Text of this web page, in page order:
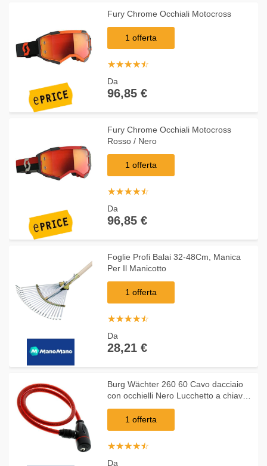
Fury Chrome Occhiali Motocross
1 offerta
☆☆☆☆☆
★★★★★
Da
96,85 €
Fury Chrome Occhiali Motocross
Rosso / Nero
1 offerta
☆☆☆☆☆
★★★★★
Da
96,85 €
Foglie Profi Balai 32-48Cm, Manica
Per Il Manicotto
1 offerta
☆☆☆☆☆
★★★★★
Da
28,21 €
Burg Wächter 260 60 Cavo dacciaio
con occhielli Nero Lucchetto a chiave
- BURG WACHTER
1 offerta
☆☆☆☆☆
★★★★★
Da